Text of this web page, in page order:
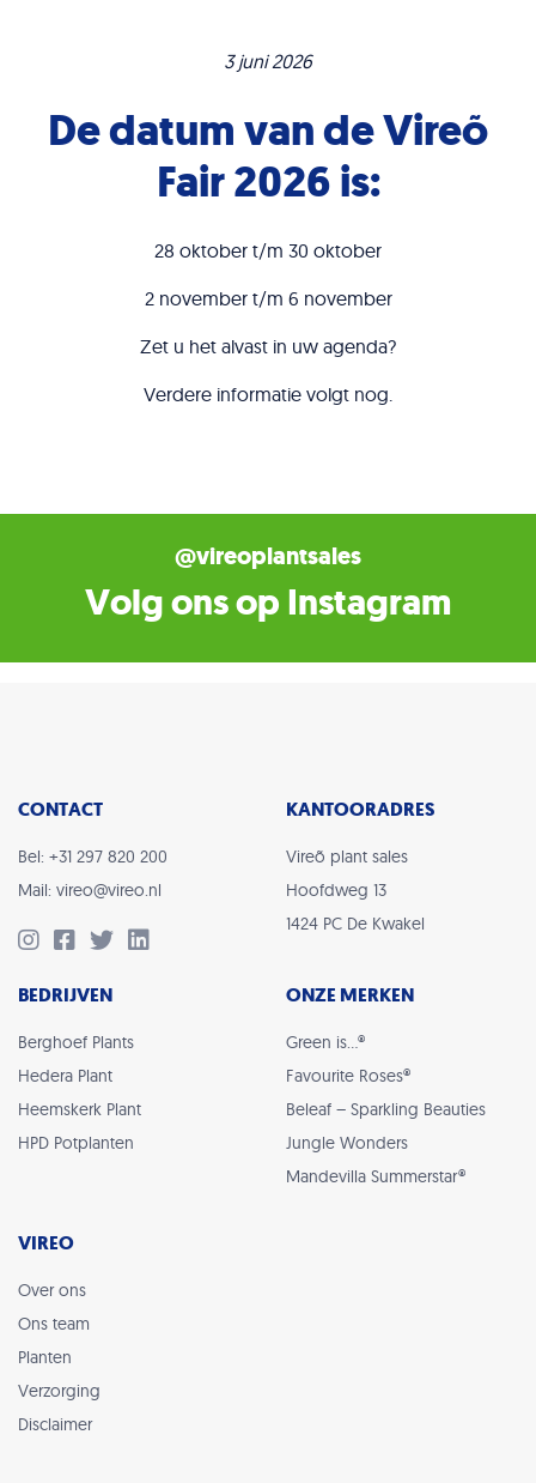
3 juni 2026
De datum van de Vireõ
Fair 2026 is:
28 oktober t/m 30 oktober
2 november t/m 6 november
Zet u het alvast in uw agenda?
Verdere informatie volgt nog.
@vireoplantsales
Volg ons op Instagram
CONTACT
Bel: +31 297 820 200
Mail: vireo@vireo.nl
KANTOORADRES
Vireõ plant sales
Hoofdweg 13
1424 PC De Kwakel
BEDRIJVEN
Berghoef Plants
Hedera Plant
Heemskerk Plant
HPD Potplanten
ONZE MERKEN
Green is…®
Favourite Roses®
Beleaf – Sparkling Beauties
Jungle Wonders
Mandevilla Summerstar®
VIREO
Over ons
Ons team
Planten
Verzorging
Disclaimer